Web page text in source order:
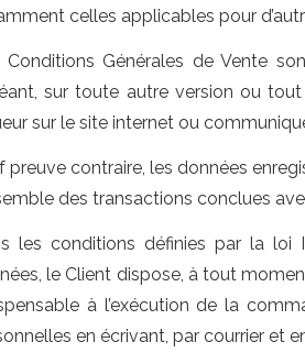
celles applicables pour
Conditions Générales de Vente
sur toute autre version ou
sur le site internet ou
preuve contraire, les données
des transactions conclues
les conditions définies par la
le Client dispose, à tout
à l’exécution de la
en écrivant, par courrier et